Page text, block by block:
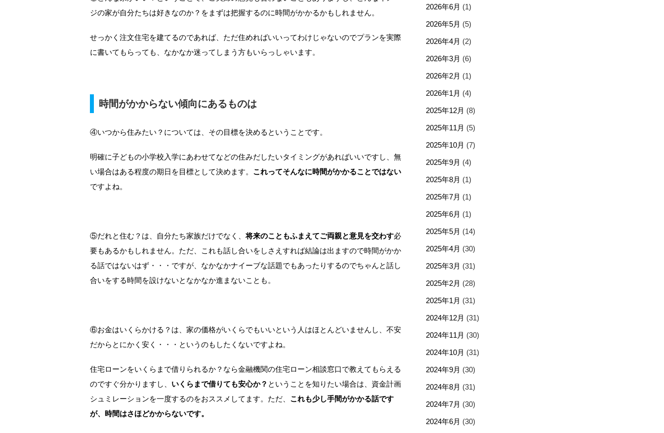
ジの家が自分たちは好きなのか？をまずは把握するのに時間がかかるかもしれません。
せっかく注文住宅を建てるのであれば、ただ住めればいいってわけじゃないのでプランを実際
に書いてもらっても、なかなか迷ってしまう方もいらっしゃいます。
時間がかからない傾向にあるものは
④いつから住みたい？については、その目標を決めるということです。
明確に子どもの小学校入学にあわせてなどの住みだしたいタイミングがあればいいですし、無
い場合はある程度の期日を目標として決めます。 これってそんなに時間がかかることではない
ですよね。
⑤だれと住む？は、自分たち家族だけでなく、将来のこともふまえてご両親と意見を交わす必
要もあるかもしれません。ただ、これも話し合いをしさえすれば結論は出ますので時間がかか
る話ではないはず・・・ですが、なかなかナイーブな話題でもあったりするのでちゃんと話し
合いをする時間を設けないとなかなか進まないことも。
⑥お金はいくらかける？は、家の価格がいくらでもいいという人はほとんどいませんし、不安
だからとにかく安く・・・というのもしたくないですよね。
住宅ローンをいくらまで借りられるか？なら金融機関の住宅ローン相談窓口で教えてもらえる
のですぐ分かりますし、 いくらまで借りても安心か？ ということを知りたい場合は、資金計画
シュミレーションを一度するのをおススメしてます。ただ、 これも少し手間がかかる話です
が、時間はさほどかからないです。
2026年6月 (1)
2026年5月 (5)
2026年4月 (2)
2026年3月 (6)
2026年2月 (1)
2026年1月 (4)
2025年12月 (8)
2025年11月 (5)
2025年10月 (7)
2025年9月 (4)
2025年8月 (1)
2025年7月 (1)
2025年6月 (1)
2025年5月 (14)
2025年4月 (30)
2025年3月 (31)
2025年2月 (28)
2025年1月 (31)
2024年12月 (31)
2024年11月 (30)
2024年10月 (31)
2024年9月 (30)
2024年8月 (31)
2024年7月 (30)
2024年6月 (30)